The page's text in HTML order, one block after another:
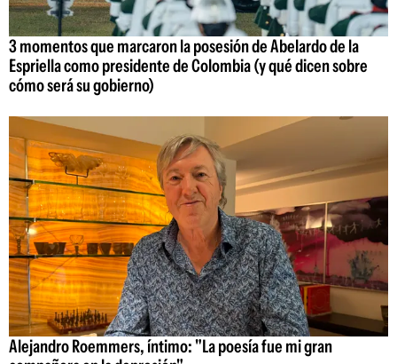
3 momentos que marcaron la posesión de Abelardo de la
Espriella como presidente de Colombia (y qué dicen sobre
cómo será su gobierno)
Alejandro Roemmers, íntimo: "La poesía fue mi gran